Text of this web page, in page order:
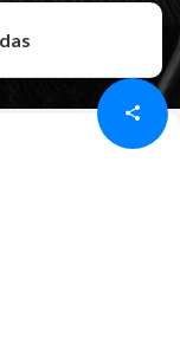
Udostępnij